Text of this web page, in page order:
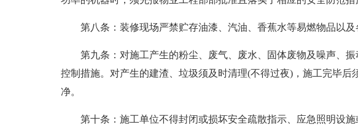
第八条：装修现场严禁贮存油漆、汽油、香蕉水等易燃物品以及
第九条：对施工产生的粉尘、废气、废水、固体废物及噪声、
控制措施。对产生的建渣、垃圾须及时清理(不得过夜)，施工完毕后
净。
第十条：施工单位不得封闭或损坏安全疏散指示、应急照明设